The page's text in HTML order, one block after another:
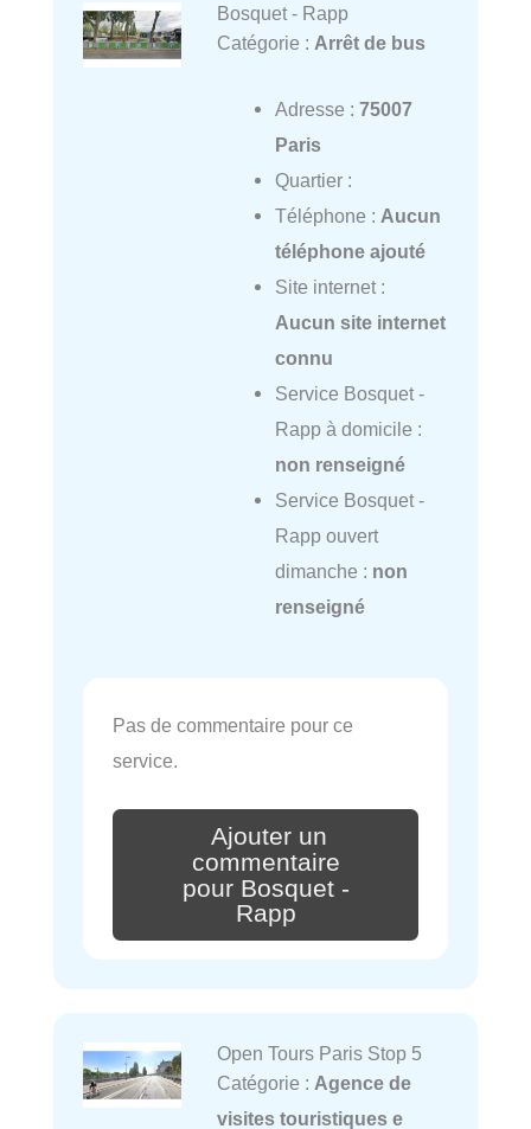
Bosquet - Rapp
Catégorie : Arrêt de bus
Adresse : 75007
Paris
Quartier :
Téléphone : Aucun
téléphone ajouté
Site internet :
Aucun site internet
connu
Service Bosquet -
Rapp à domicile :
non renseigné
Service Bosquet -
Rapp ouvert
dimanche : non
renseigné
Pas de commentaire pour ce
service.
Ajouter un
commentaire
pour Bosquet -
Rapp
Open Tours Paris Stop 5
Catégorie : Agence de
visites touristiques e